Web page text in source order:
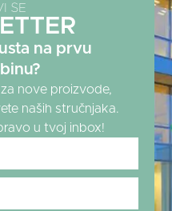
SE
na prvu
nove proizvode,
naših stručnjaka.
u tvoj inbox!